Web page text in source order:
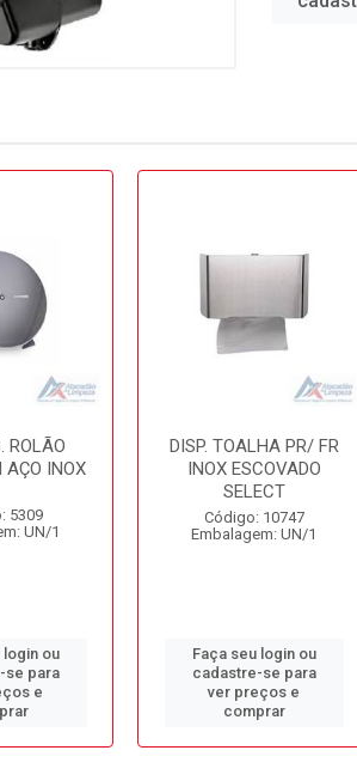
ROLÃO
AÇO INOX
5309
UN/1
login ou
se para
e
DISP. TOALHA PR/ FR
INOX ESCOVADO
SELECT
Código: 10747
Embalagem: UN/1
Faça seu login ou
cadastre-se para
ver preços e
comprar